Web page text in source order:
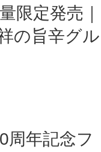
限定発売｜
の旨辛グル
周年記念フ